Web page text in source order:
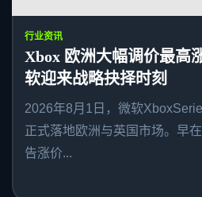
行业资讯
Xbox 欧洲大幅调价最高
软迎来战略抉择时刻
2026年8月1日，微软
正式落地欧洲与英国市场。早
告涨价...